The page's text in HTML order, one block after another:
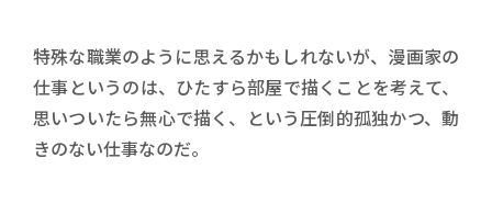
特殊な職業のように思えるかもしれないが、漫画家の
仕事というのは、ひたすら部屋で描くことを考えて、
思いついたら無心で描く、という圧倒的孤独かつ、動
きのない仕事なのだ。